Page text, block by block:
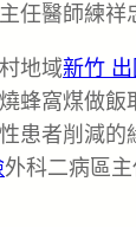
任醫師練祥
地域新竹
蜂窩煤做飯
患者削減的
外科二病區